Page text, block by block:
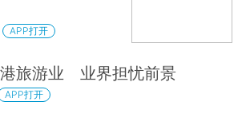
APP打开
港旅游业 业界担忧前景
APP打开